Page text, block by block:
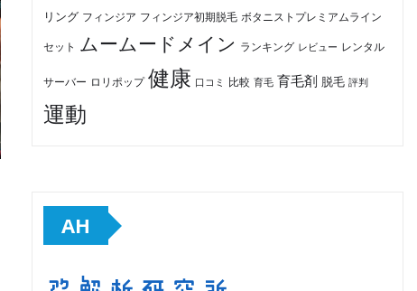
リング フィンジア フィンジア初期脱毛 ボタニストプレミアムライン
セット ムームードメイン ランキング レビュー レンタル
サーバー ロリポップ 健康 口コミ 比較 育毛 育毛剤 脱毛 評判
運動
AH